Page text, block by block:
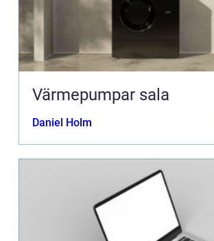
Värmepumpar sala
Daniel Holm